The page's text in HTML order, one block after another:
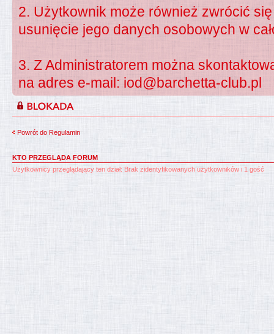
2. Użytkownik może również zwrócić
usunięcie jego danych osobowych w
3. Z Administratorem można
na adres e-mail: iod@barchetta-club.pl
Powrót do Regulamin
KTO PRZEGLĄDA FORUM
Użytkownicy przeglądający ten dział: Brak zidentyfikowanych użytkowników i 1 gość